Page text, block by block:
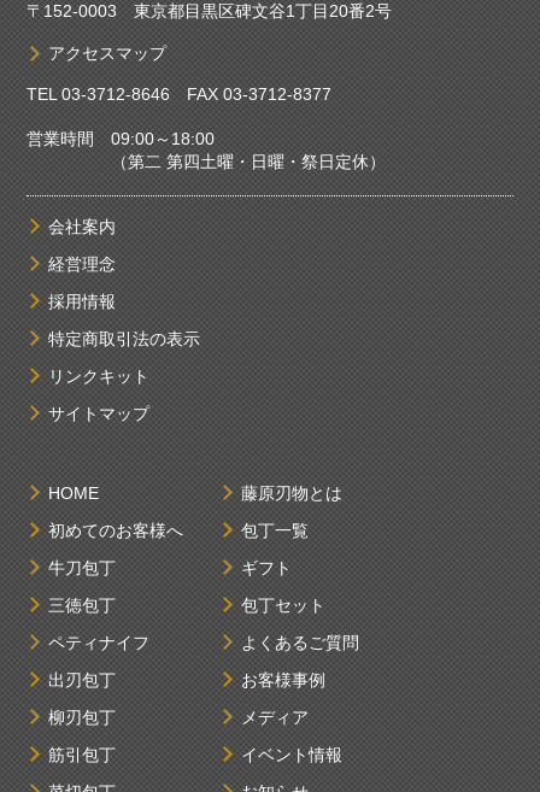
〒152-0003 東京都目黒区碑文谷1丁目20番2号
アクセスマップ
TEL03-3712-8646FAX 03-3712-8377
営業時間 09:00～18:00
（第二 第四土曜・日曜・祭日定休）
会社案内
経営理念
採用情報
特定商取引法の表示
リンクキット
サイトマップ
HOME
初めてのお客様へ
牛刀包丁
三徳包丁
ペティナイフ
出刃包丁
柳刃包丁
筋引包丁
藤原刃物とは
包丁一覧
ギフト
包丁セット
よくあるご質問
お客様事例
メディア
イベント情報